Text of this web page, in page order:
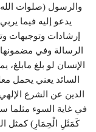
والرسول (صلوات
يدعو إليه فيما
إرشادات وتوجيهات
الرسالة وفي مضمونها
الإنسان لو بلغ
السائد يعني يحمل
الدين عن الشرع
في غاية السوء مثلما
كَمَثَلِ الْحِمَارِ) كمثل